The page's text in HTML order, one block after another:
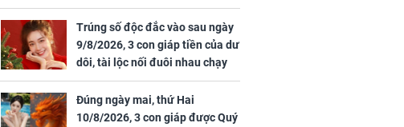
đại thắng phòng vé,
doanh thu vượt 8.600
tỷ đồng
bạc nhiều như lá sung, sự
nghiệp vượng phát
Trúng số độc đắc vào sau ngày
9/8/2026, 3 con giáp tiền của dư
dôi, tài lộc nối đuôi nhau chạy
vào nhà, sự nghiệp phất lên
trông thấy
Đúng ngày mai, thứ Hai
10/8/2026, 3 con giáp được Quý